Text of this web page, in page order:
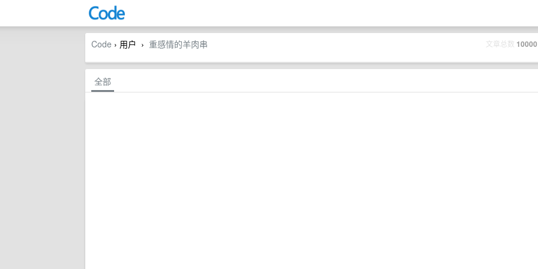
文章总数 10000
Code › 用户 › 重感情的羊肉串
全部